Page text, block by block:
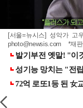
[서울=뉴시스] 성악가 고
photo@newsis.com *재